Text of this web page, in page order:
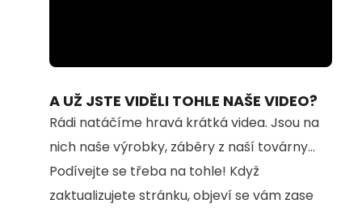
94.54%
A UŽ JSTE VIDĚLI TOHLE NAŠE VIDEO?
Rádi natáčíme hravá krátká videa. Jsou na
nich naše výrobky, záběry z naší továrny...
Podívejte se třeba na tohle! Když
zaktualizujete stránku, objeví se vám zase